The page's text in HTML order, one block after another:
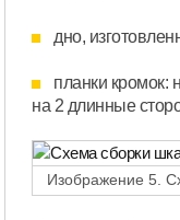
дно,
планки кромок:
на 2 длинные
Изображение 5.